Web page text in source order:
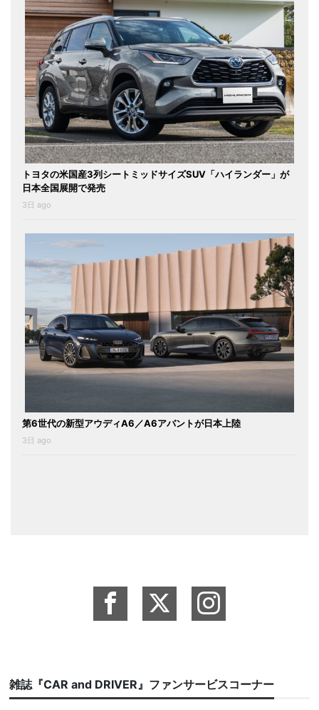
トヨタの米国産3列シートミッドサイズSUV「ハイランダー」が
日本全国展開で発売
3日 ago
第6世代の新型アウディA6／A6アバントが日本上陸
3日 ago
雑誌『CAR and DRIVER』ファンサービスコーナー